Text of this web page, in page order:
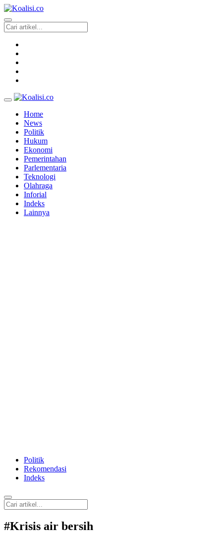
Home
News
Politik
Hukum
Ekonomi
Pemerintahan
Parlementaria
Teknologi
Olahraga
Inforial
Indeks
Lainnya
Politik
Rekomendasi
Indeks
#Krisis air bersih